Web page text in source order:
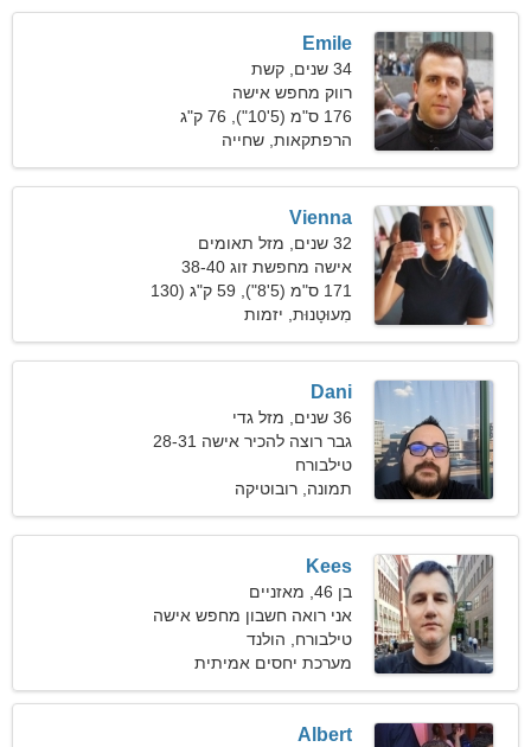
Emile
34 שנים, קשת
רווק מחפש אישה
176 ס"מ (5'10"), 76 ק"ג
(167 פאונד)
הרפתקאות, שחייה
Vienna
32 שנים, מזל תאומים
אישה מחפשת זוג 38-40
171 ס"מ (5'8"), 59 ק"ג (130
פאונד)
מִעוּטָנוּת, יזמות
Dani
36 שנים, מזל גדי
גבר רוצה להכיר אישה 28-31
טילבורח
תמונה, רובוטיקה
Kees
בן 46, מאזניים
אני רואה חשבון מחפש אישה
אנרגטית
טילבורח, הולנד
מערכת יחסים אמיתית
Albert